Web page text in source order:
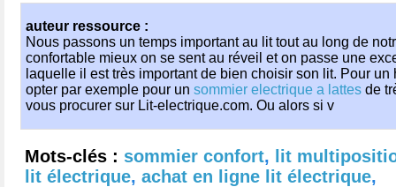
auteur ressource :
Nous passons un temps important au lit tout au long de
confortable mieux on se sent au réveil et on passe une
laquelle il est très important de bien choisir son lit. Pour
opter par exemple pour un sommier electrique a lattes de
vous procurer sur Lit-electrique.com. Ou alors si v
Mots-clés : sommier confort,
lit
lit électrique, achat en ligne lit électrique,